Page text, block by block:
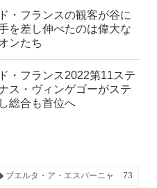
・フランスの観客が谷に
を差し伸べたのは偉大な
ンたち
・フランス2022第11ステ
ス・ヴィンゲゴーがステ
総合も首位へ
ブエルタ・ア・エスパーニャ 73